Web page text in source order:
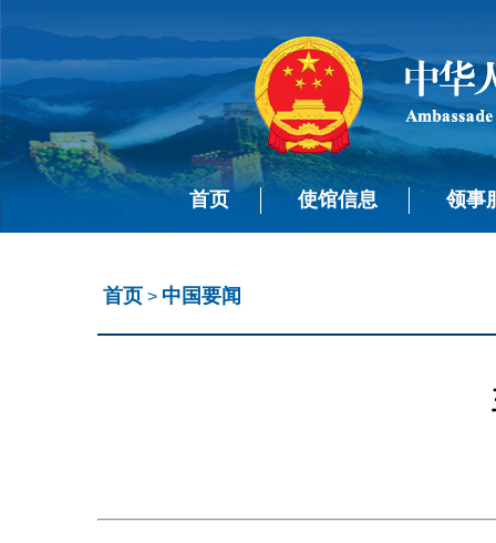
首页 使馆信息 领事
首页 > 中国要闻